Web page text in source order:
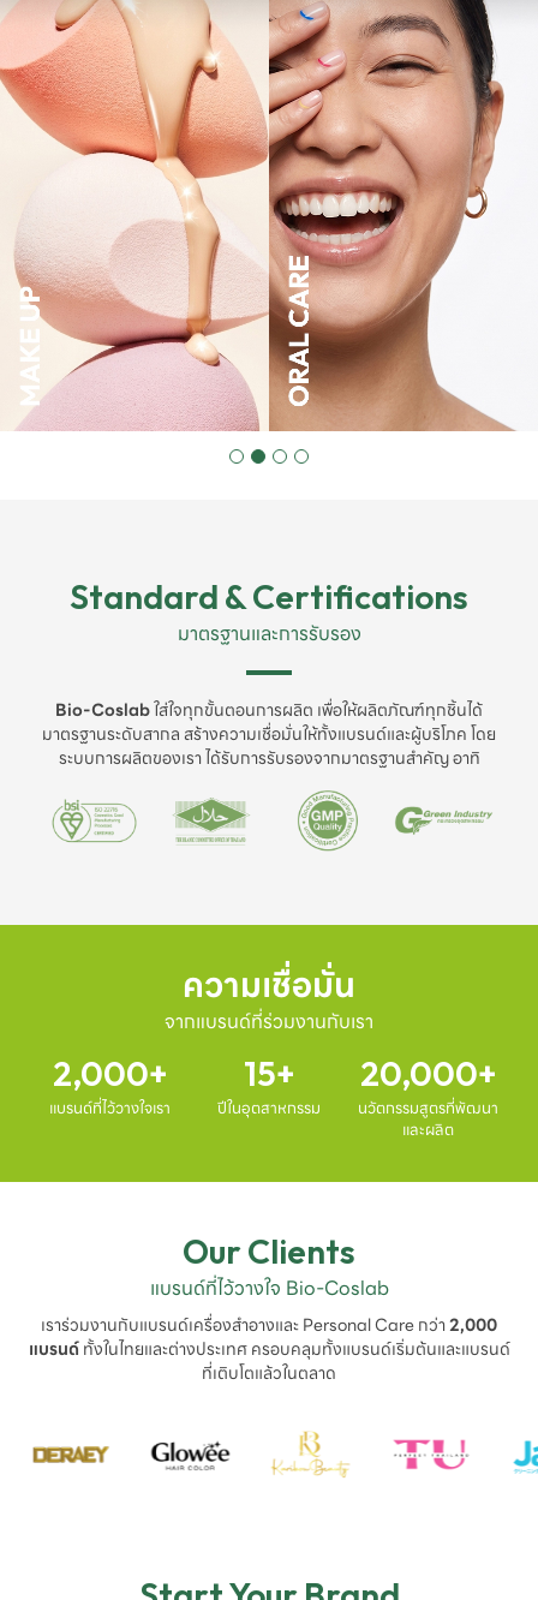
Standard & Certifications
มาตรฐานและการรับรอง
Bio-Coslabใส่ใจทุกขั้นตอนการผลิต เพื่อให้ผลิตภัณฑ์ทุกชิ้นได้
มาตรฐานระดับสากล สร้างความเชื่อมั่นให้ทั้งแบรนด์และผู้บริโภค โดย
ระบบการผลิตของเรา ได้รับการรับรองจากมาตรฐานสำคัญ อาทิ
ความเชื่อมั่น
จากแบรนด์ที่ร่วมงานกับเรา
2,000
แบรนด์ที่ไว้วางใจเรา
15
ปีในอุตสาหกรรม
20,000
นวัตกรรมสูตรที่พัฒนา
และผลิต
Our Clients
แบรนด์ที่ไว้วางใจ Bio-Coslab
เราร่วมงานกับแบรนด์เครื่องสำอางและ Personal Care กว่า2,000
แบรนด์ทั้งในไทยและต่างประเทศ ครอบคลุมทั้งแบรนด์เริ่มต้นและแบรนด์
ที่เติบโตแล้วในตลาด